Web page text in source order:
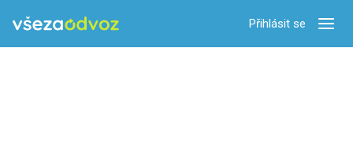
Přihlásit se